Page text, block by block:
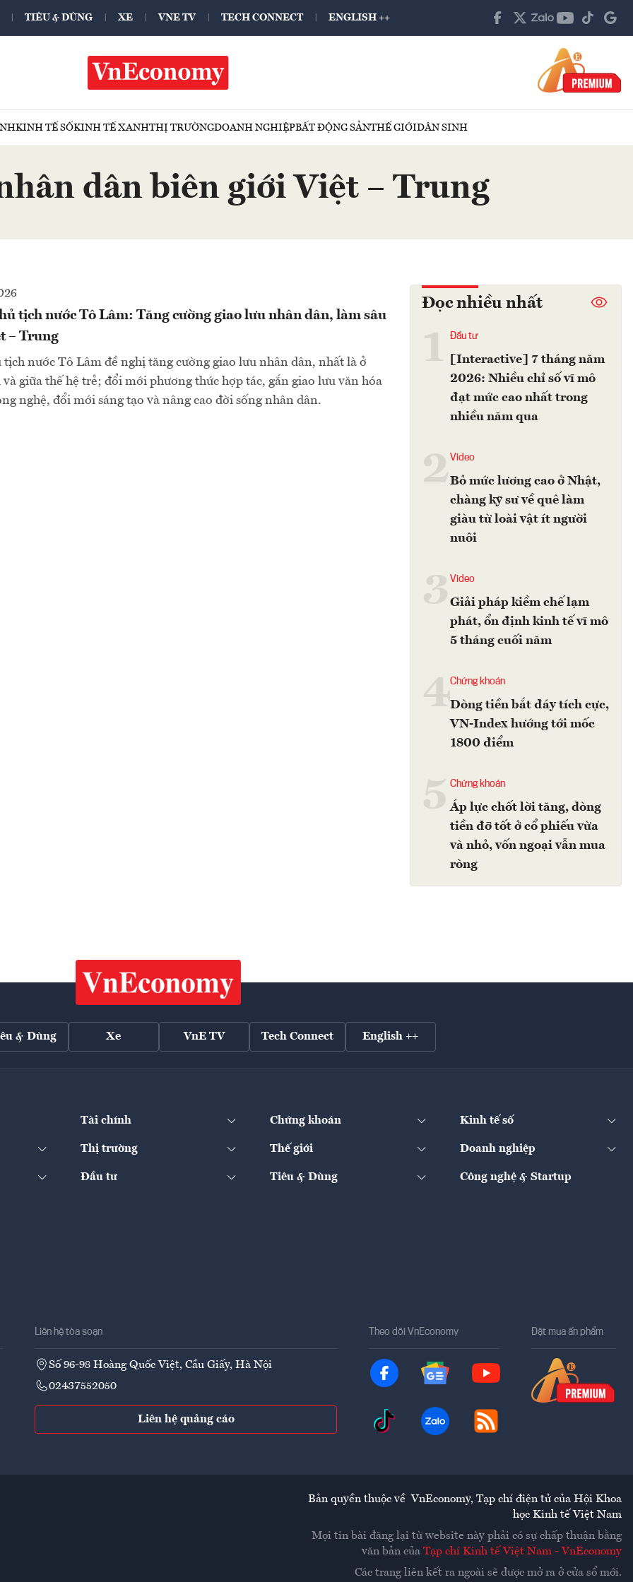
TIÊU & DÙNG XE VNE TV TECH CONNECT ENGLISH ++
KINH TẾ SỐKINH TẾ XANHTHỊ TRƯỜNGDOANH NGHIỆPBẤT ĐỘNG SẢNTHẾ GIỚIDÂN SINH
dân biên giới Việt – Trung
tịch nước Tô Lâm: Tăng cường giao lưu nhân dân, làm sâu
– Trung
nước Tô Lâm đề nghị tăng cường giao lưu nhân dân, nhất là ở
giữa thế hệ trẻ; đổi mới phương thức hợp tác, gắn giao lưu văn hóa
nghệ, đổi mới sáng tạo và nâng cao đời sống nhân dân.
Đọc nhiều nhất
Đầu tư
[Interactive] 7 tháng năm
2026: Nhiều chỉ số vĩ mô
đạt mức cao nhất trong
nhiều năm qua
2Video
Bỏ mức lương cao ở Nhật,
chàng kỹ sư về quê làm
giàu từ loài vật ít người
nuôi
Video
Giải pháp kiềm chế lạm
phát, ổn định kinh tế vĩ mô
5 tháng cuối năm
4Chứng khoán
Dòng tiền bắt đáy tích cực,
VN-Index hướng tới mốc
1800 điểm
Chứng khoán
Áp lực chốt lời tăng, dòng
tiền đỡ tốt ở cổ phiếu vừa
và nhỏ, vốn ngoại vẫn mua
ròng
& Dùng Xe VnE TV Tech Connect English ++
Tài chính Chứng khoán Kinh tế số
Thị trường Thế giới Doanh nghiệp
Đầu tư Tiêu & Dùng Công nghệ & Startup
Liên hệ tòa soạn
Số 96-98 Hoàng Quốc Việt, Cầu Giấy, Hà Nội
02437552050
Liên hệ quảng cáo
Theo dõi VnEconomy Đặt mua ấn phẩm
Bản quyền thuộc về VnEconomy, Tạp chí điện tử của Hội Khoa
học Kinh tế Việt Nam
Mọi tin bài đăng lại từ website này phải có sự chấp thuận bằng
văn bản của Tạp chí Kinh tế Việt Nam - VnEconomy
Các trang liên kết ra ngoài sẽ được mở ra ở cửa sổ mới.